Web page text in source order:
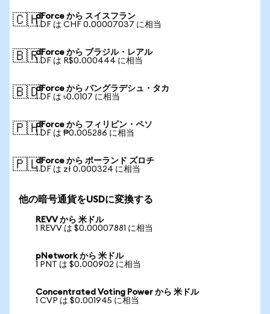
🇨🇭dForce から スイスフラン
1 DF は CHF 0.00007037 に相当
🇧🇷dForce から ブラジル・レアル
1 DF は R$0.000444 に相当
🇧🇩dForce から バングラデシュ・タカ
1 DF は ৳0.0107 に相当
🇵🇭dForce から フィリピン・ペソ
1 DF は ₱0.005286 に相当
🇵🇱dForce から ポーランド ズロチ
1 DF は zł 0.000324 に相当
他の暗号通貨をUSDに変換する
REVV から 米ドル
1 REVV は $0.00007881 に相当
pNetwork から 米ドル
1 PNT は $0.000902 に相当
Concentrated Voting Power から 米ドル
1 CVP は $0.001945 に相当